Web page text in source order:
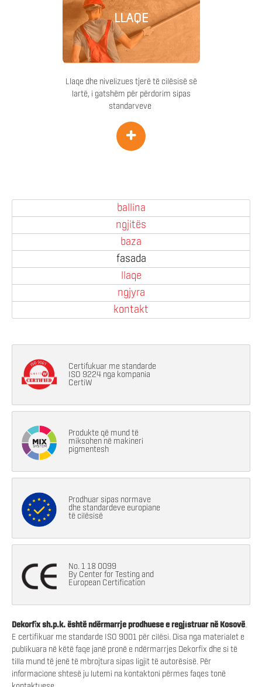
LLAQE
Llaqe dhe nivelizues tjerë të cilësisë së
lartë, i gatshëm për përdorim sipas
standarveve
+
ballina
ngjitës
baza
fasada
llaqe
ngjyra
kontakt
Certifukuar me standarde
ISO 9224 nga kompania
CertiW
Produkte që mund të
miksohen në makineri
pigmentesh
Prodhuar sipas normave
dhe standardeve europiane
të cilësisë
No. 1 18 0099
By Center for Testing and
European Certification
Dekorfix sh.p.k. është ndërmarrje prodhuese e regjistruar në Kosovë.
E certifikuar me standarde ISO 9001 për cilësi. Disa nga materialet e
publikuara në këtë faqe janë pronë e ndërmarrjes Dekorfix dhe si të
tilla mund të jenë të mbrojtura sipas ligjit të autorësisë. Për
informacione shtesë ju lutemi na kontaktoni përmes faqes tonë